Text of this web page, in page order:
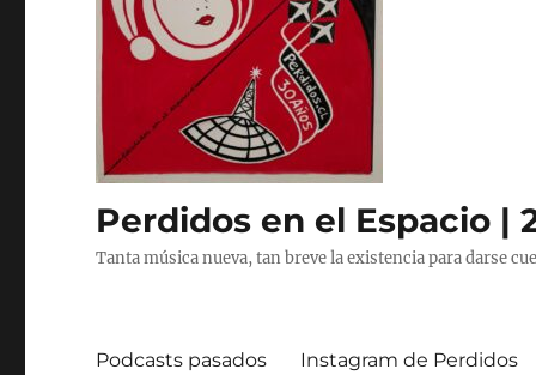
Perdidos en el Espacio |
Tanta música nueva, tan breve la existencia para darse
Podcasts pasados Instagram de Perdidos